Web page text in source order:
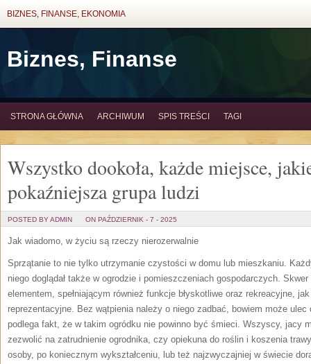
BIZNES, FINANSE, EKONOMIA
Biznes, Finanse
STRONA GŁÓWNA ARCHIWUM SPIS TREŚCI TAGI
Wszystko dookoła, każde miejsce,
pokaźniejsza grupa ludzi
POSTED BY ADMIN ON PAŹDZIERNIK - 7 - 2025
Jak wiadomo, w życiu są rzeczy nierozerwalnie
Sprzątanie to nie tylko utrzymanie czystości w domu lub mieszkaniu.
niego doglądał także w ogrodzie i pomieszczeniach gospodarczych.
elementem, spełniającym również funkcje błyskotliwe oraz rekreacyjne,
reprezentacyjne. Bez wątpienia należy o niego zadbać, bowiem może
podlega fakt, że w takim ogródku nie powinno być śmieci. Wszyscy, jacy
zezwolić na zatrudnienie ogrodnika, czy opiekuna do roślin i koszenia
osoby, po koniecznym wykształceniu, lub też najzwyczajniej w świecie